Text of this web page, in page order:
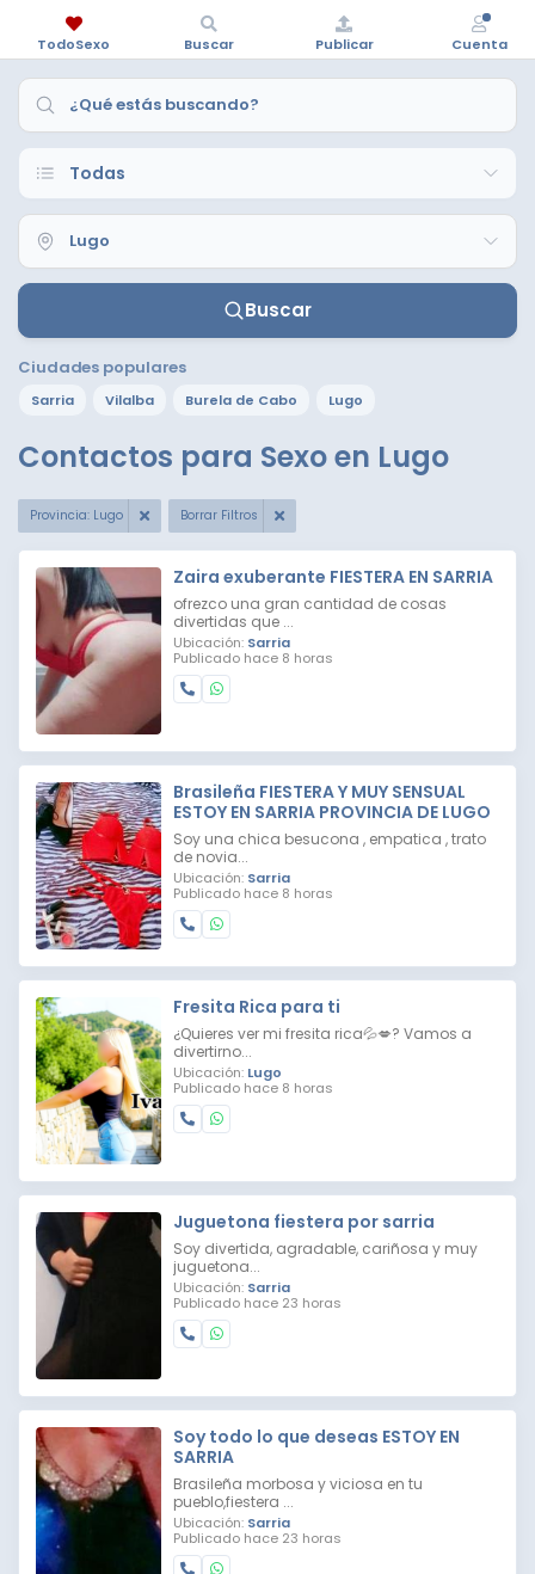
Buscar
Ciudades populares
Sarria Vilalba Burela de Cabo Lugo
Contactos para Sexo en Lugo
Provincia: Lugo Borrar Filtros
Zaira exuberante FIESTERA EN SARRIA
ofrezco una gran cantidad de cosas
divertidas que ...
Ubicación: Sarria
Publicado hace 8 horas
Brasileña FIESTERA Y MUY SENSUAL
ESTOY EN SARRIA PROVINCIA DE LUGO
Soy una chica besucona , empatica , trato
de novia...
Ubicación: Sarria
Publicado hace 8 horas
Fresita Rica para ti
¿Quieres ver mi fresita rica💦💋? Vamos a
divertirno...
Ubicación: Lugo
Publicado hace 8 horas
Juguetona fiestera por sarria
Soy divertida, agradable, cariñosa y muy
juguetona...
Ubicación: Sarria
Publicado hace 23 horas
Soy todo lo que deseas ESTOY EN
SARRIA
Brasileña morbosa y viciosa en tu
pueblo,fiestera ...
Ubicación: Sarria
Publicado hace 23 horas
TodoSexo Buscar Publicar Cuenta